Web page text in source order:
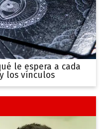
le espera a cada
los vínculos